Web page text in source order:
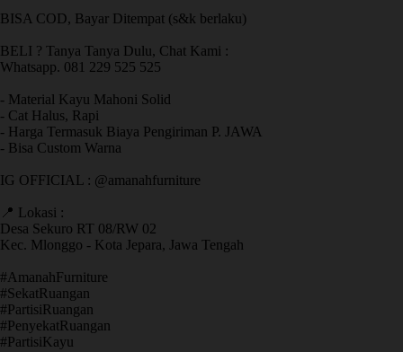
BISA COD, Bayar Ditempat (s&k berlaku)
BELI ? Tanya Tanya Dulu, Chat Kami :
Whatsapp. 081 229 525 525
- Material Kayu Mahoni Solid
- Cat Halus, Rapi
- Harga Termasuk Biaya Pengiriman P. JAWA
- Bisa Custom Warna
IG OFFICIAL : @amanahfurniture
📍 Lokasi :
Desa Sekuro RT 08/RW 02
Kec. Mlonggo - Kota Jepara, Jawa Tengah
​#AmanahFurniture
​#SekatRuangan
​#PartisiRuangan
​#PenyekatRuangan
​#PartisiKayu